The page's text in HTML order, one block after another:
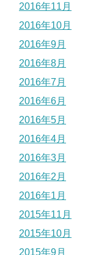
2016年11月
2016年10月
2016年9月
2016年8月
2016年7月
2016年6月
2016年5月
2016年4月
2016年3月
2016年2月
2016年1月
2015年11月
2015年10月
2015年9月